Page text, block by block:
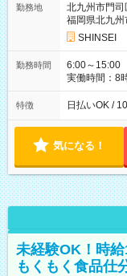
勤務地
北九州市門司
福岡県北九
SHINSEI
勤務時間
6:00～15:00
実働時間：8
◎月残業5～
特徴 日払いOK /
気になる！
未経験OK！時
もくもく食品仕